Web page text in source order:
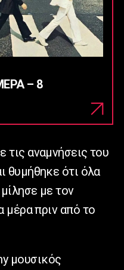
– 8
τις αναμνήσεις του
θυμήθηκε ότι όλα
με τον
μέρα πριν από το
μουσικός